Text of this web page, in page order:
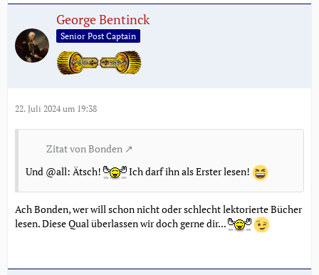
George Bentinck
Senior Post Captain
22. Juli 2024 um 19:38
Zitat von Bonden
Und @all: Ätsch!
Ich darf ihn als Erster lesen!
Ach Bonden, wer will schon nicht oder schlecht lektorierte Bücher
lesen. Diese Qual überlassen wir doch gerne dir...